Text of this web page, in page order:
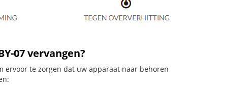
07 vervangen?
ervoor te zorgen dat uw apparaat naar behoren